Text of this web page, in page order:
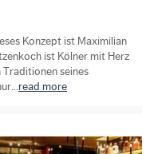
Konzept ist Maximilian
ist Kölner mit Herz
Traditionen seines
read more